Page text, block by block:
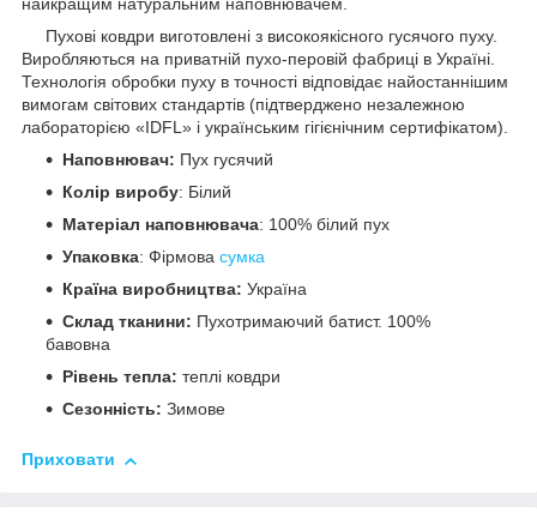
найкращим натуральним наповнювачем.
Пухові ковдри виготовлені з високоякісного гусячого пуху.
Виробляються на приватній пухо-перовій фабриці в Україні.
Технологія обробки пуху в точності відповідає найостаннішим
вимогам світових стандартів (підтверджено незалежною
лабораторією «IDFL» і українським гігієнічним сертифікатом).
Наповнювач: Пух гусячий
Колір виробу: Білий
Матеріал наповнювача: 100% білий пух
Упаковка: Фірмова сумка
Країна виробництва: Україна
Склад тканини: Пухотримаючий батист. 100%
бавовна
Рівень тепла: теплі ковдри
Сезонність: Зимове
Приховати